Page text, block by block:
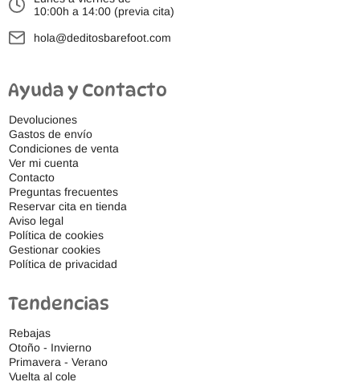
10:00h a 14:00 (previa cita)
hola@deditosbarefoot.com
Ayuda y Contacto
Devoluciones
Gastos de envío
Condiciones de venta
Ver mi cuenta
Contacto
Preguntas frecuentes
Reservar cita en tienda
Aviso legal
Política de cookies
Gestionar cookies
Política de privacidad
Tendencias
Rebajas
Otoño - Invierno
Primavera - Verano
Vuelta al cole